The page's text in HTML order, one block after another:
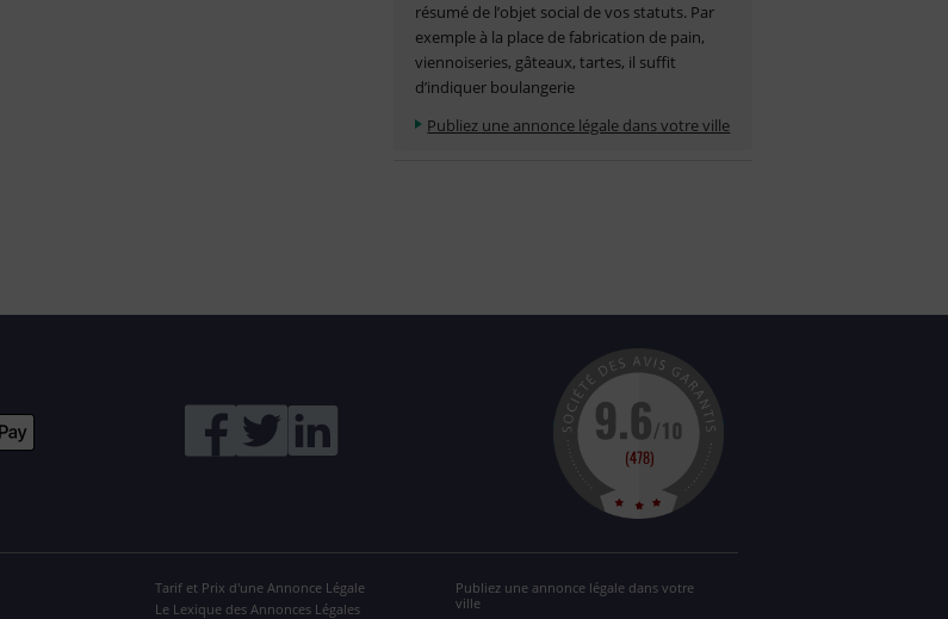
résumé de l’objet social de vos statuts. Par
exemple à la place de fabrication de pain,
viennoiseries, gâteaux, tartes, il suffit
d’indiquer boulangerie
Publiez une annonce légale dans votre ville
Tarif et Prix d'une Annonce Légale
Le Lexique des Annonces Légales
Publiez une annonce légale dans votre
ville